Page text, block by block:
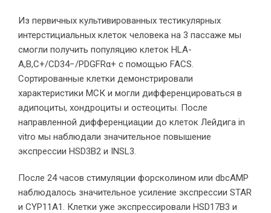
Из первичных культивированных тестикулярных
интерстициальных клеток человека на 3 пассаже мы
смогли получить популяцию клеток HLA-
A,B,C+/CD34−/PDGFRα+ с помощью FACS.
Сортированные клетки демонстрировали
характеристики МСК и могли дифференцироваться в
адипоциты, хондроциты и остеоциты. После
направленной дифференциации до клеток Лейдига in
vitro мы наблюдали значительное повышение
экспрессии HSD3B2 и INSL3.
После 24 часов стимуляции форсколином или dbcAMP
наблюдалось значительное усиление экспрессии STAR
и CYP11A1. Клетки уже экспрессировали HSD17B3 и